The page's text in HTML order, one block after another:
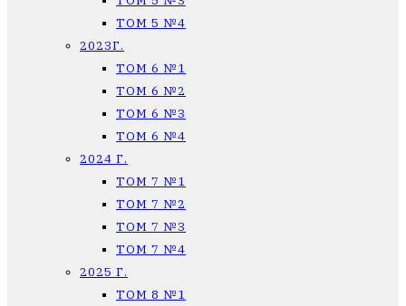
ТОМ 5 №4
2023Г.
ТОМ 6 №1
ТОМ 6 №2
ТОМ 6 №3
ТОМ 6 №4
2024 Г.
ТОМ 7 №1
ТОМ 7 №2
ТОМ 7 №3
ТОМ 7 №4
2025 Г.
ТОМ 8 №1